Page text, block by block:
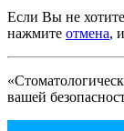
Если Вы не
нажмите отмена,
вашей